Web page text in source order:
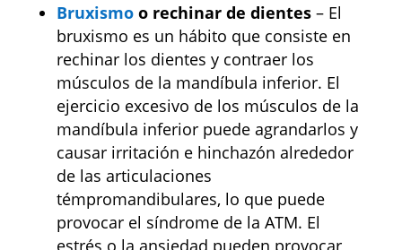
Bruxismoo rechinar de dientes– El
bruxismo es un hábito que consiste en
rechinar los dientes y contraer los
músculos de la mandíbula inferior. El
ejercicio excesivo de los músculos de la
mandíbula inferior puede agrandarlos y
causar irritación e hinchazón alrededor
de las articulaciones
témpromandibulares, lo que puede
provocar el síndrome de la ATM. El
estrés o la ansiedad pueden provocar